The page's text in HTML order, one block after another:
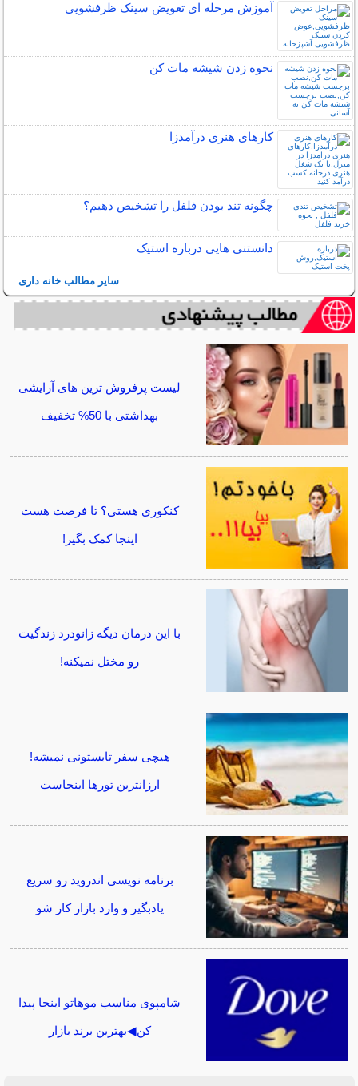
آموزش مرحله ای تعویض سینک ظرفشویی
نحوه زدن شیشه مات کن
کارهای هنری درآمدزا
چگونه تند بودن فلفل را تشخیص دهیم؟
دانستنی هایی درباره استیک
سایر مطالب خانه داری
لیست پرفروش ترین های آرایشی
بهداشتی با 50% تخفیف
کنکوری هستی؟ تا فرصت هست
اینجا کمک بگیر!
با این درمان دیگه زانودرد زندگیت
رو مختل نمیکنه!
هیچی سفر تابستونی نمیشه!
ارزانترین تورها اینجاست
برنامه نویسی اندروید رو سریع
یادبگیر و وارد بازار کار شو
شامپوی مناسب موهاتو اینجا پیدا
کن◀بهترین برند بازار